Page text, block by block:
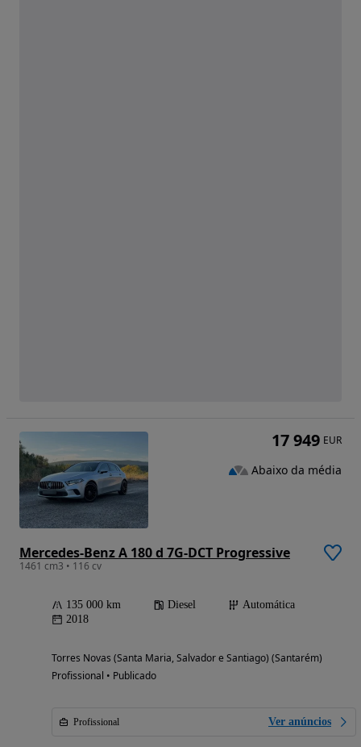
Mercedes-Benz A 180 d 7G-DCT Progressive
1461 cm3 • 116 cv
135 000 km Diesel
Automática
2018
Torres Novas (Santa Maria, Salvador e Santiago) (Santarém)
Profissional • Publicado
Profissional Ver anúncios
17 949 EUR
Abaixo da média